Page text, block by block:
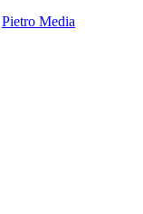
Pietro Media